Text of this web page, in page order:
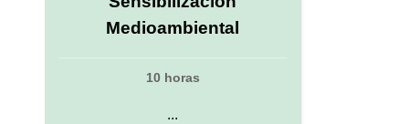
Medioambiental
10 horas
...